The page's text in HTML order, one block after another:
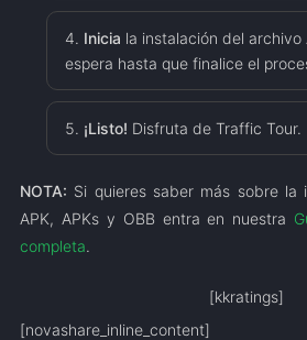
Inicia la instalación del archivo
espera hasta que finalice el
¡Listo! Disfruta de Traffic Tour.
NOTA: Si quieres saber más sobre la
APK, APKs y OBB entra en nuestra
completa.
[kkratings]
[novashare_inline_content]